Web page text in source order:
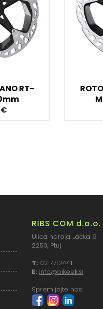
RT-
RIBS COM d.o.o.
Ulica heroja Lacka 9
2250, Ptuj
T: 02 7712441
E: info@bikeek.si
Spremljajte nas: